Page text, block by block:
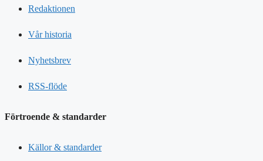
Redaktionen
Vår historia
Nyhetsbrev
RSS-flöde
Förtroende & standarder
Källor & standarder